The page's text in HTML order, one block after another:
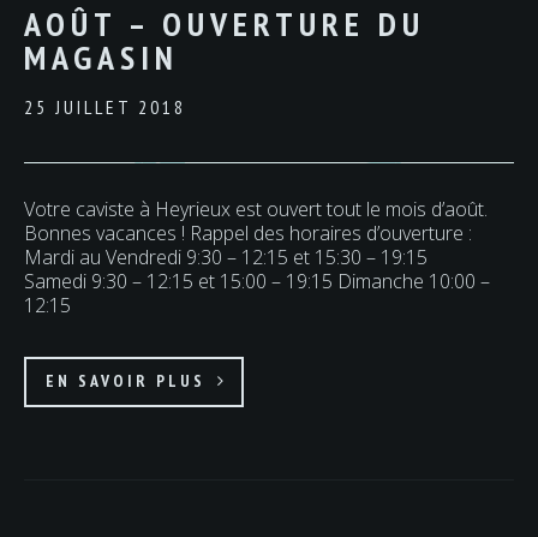
AOÛT – OUVERTURE DU
MAGASIN
25 JUILLET 2018
Votre caviste à Heyrieux est ouvert tout le mois d’août.
Bonnes vacances ! Rappel des horaires d’ouverture :
Mardi au Vendredi 9:30 – 12:15 et 15:30 – 19:15
Samedi 9:30 – 12:15 et 15:00 – 19:15 Dimanche 10:00 –
12:15
EN SAVOIR PLUS